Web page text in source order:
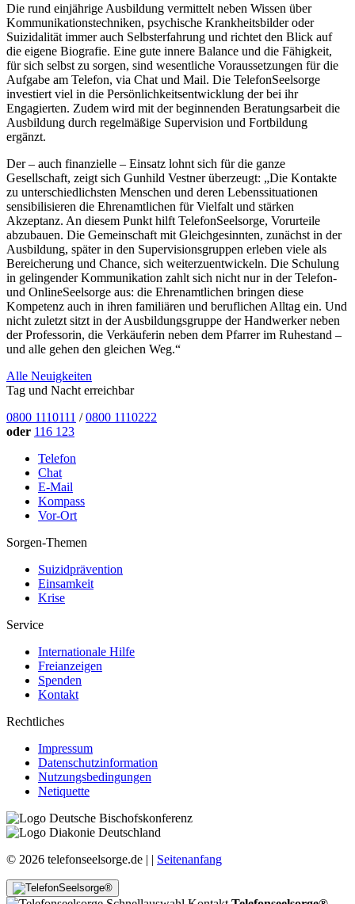
Die rund einjährige Ausbildung vermittelt neben Wissen über
Kommunikationstechniken, psychische Krankheitsbilder oder
Suizidalität immer auch Selbsterfahrung und richtet den Blick auf
die eigene Biografie. Eine gute innere Balance und die Fähigkeit,
für sich selbst zu sorgen, sind wesentliche Voraussetzungen für die
Aufgabe am Telefon, via Chat und Mail. Die TelefonSeelsorge
investiert viel in die Persönlichkeitsentwicklung der bei ihr
Engagierten. Zudem wird mit der beginnenden Beratungsarbeit die
Ausbildung durch regelmäßige Supervision und Fortbildung
ergänzt.
Der – auch finanzielle – Einsatz lohnt sich für die ganze
Gesellschaft, zeigt sich Gunhild Vestner überzeugt: „Die Kontakte
zu unterschiedlichsten Menschen und deren Lebenssituationen
sensibilisieren die Ehrenamtlichen für Vielfalt und stärken
Akzeptanz. An diesem Punkt hilft TelefonSeelsorge, Vorurteile
abzubauen. Die Gemeinschaft mit Gleichgesinnten, zunächst in der
Ausbildung, später in den Supervisionsgruppen erleben viele als
Bereicherung und Chance, sich weiterzuentwickeln. Die Schulung
in gelingender Kommunikation zahlt sich nicht nur in der Telefon-
und OnlineSeelsorge aus: die Ehrenamtlichen bringen diese
Kompetenz auch in ihren familiären und beruflichen Alltag ein. Und
nicht zuletzt sitzt in der Ausbildungsgruppe der Handwerker neben
der Professorin, die Verkäuferin neben dem Pfarrer im Ruhestand –
und alle gehen den gleichen Weg.“
Alle Neuigkeiten
Tag und Nacht erreichbar
0800 1110111 /0800 1110222
oder 116 123
Telefon
Chat
E-Mail
Kompass
Vor-Ort
Sorgen-Themen
Suizidprävention
Einsamkeit
Krise
Service
Internationale Hilfe
Freianzeigen
Spenden
Kontakt
Rechtliches
Impressum
Datenschutzinformation
Nutzungsbedingungen
Netiquette
© 2026 telefonseelsorge.de | | Seitenanfang